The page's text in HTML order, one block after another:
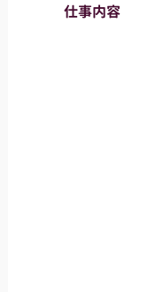
仕事内容